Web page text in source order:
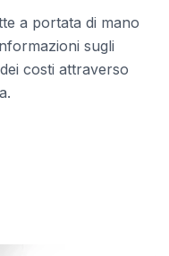
a portata di mano
sugli
costi attraverso